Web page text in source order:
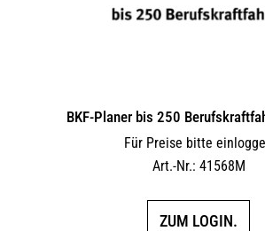
BKF-Planer bis 250
Für Preise bitte
Art.-Nr.: 41568M
ZUM LOGIN.